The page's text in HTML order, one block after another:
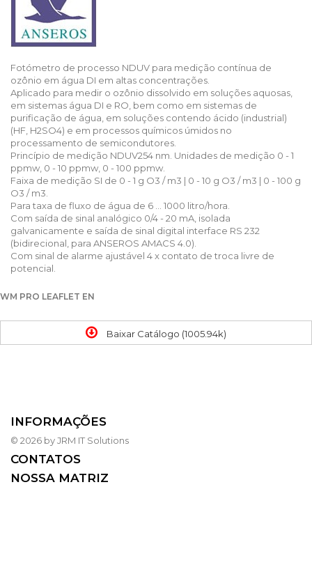
Fotómetro de processo NDUV para medição contínua de
ozônio em água DI em altas concentrações.
Aplicado para medir o ozônio dissolvido em soluções aquosas,
em sistemas água DI e RO, bem como em sistemas de
purificação de água, em soluções contendo ácido (industrial)
(HF, H2SO4) e em processos químicos úmidos no
processamento de semicondutores.
Princípio de medição NDUV254 nm. Unidades de medição 0 - 1
ppmw, 0 - 10 ppmw, 0 - 100 ppmw.
Faixa de medição SI de 0 - 1 g O3 / m3 | 0 - 10 g O3 / m3 | 0 - 100 g
O3 / m3.
Para taxa de fluxo de água de 6 ... 1000 litro/hora.
Com saída de sinal analógico 0/4 - 20 mA, isolada
galvanicamente e saída de sinal digital interface RS 232
(bidirecional, para ANSEROS AMACS 4.0).
Com sinal de alarme ajustável 4 x contato de troca livre de
potencial.
WM PRO LEAFLET EN
Baixar Catálogo (1005.94k)
INFORMAÇÕES
© 2026 by JRM IT Solutions
CONTATOS
NOSSA MATRIZ